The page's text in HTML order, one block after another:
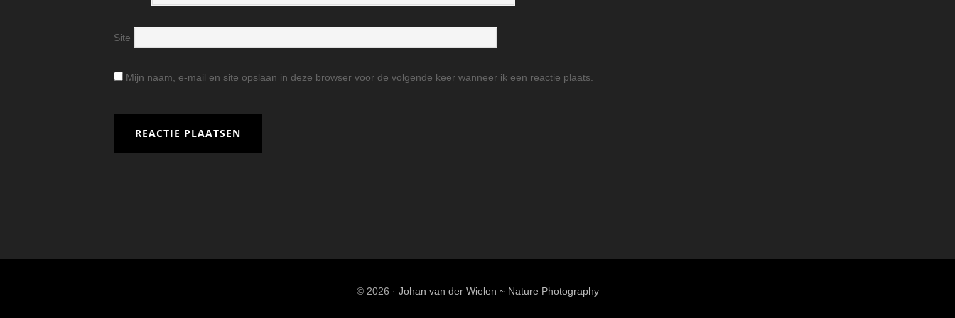
Site
Mijn naam, e-mail en site opslaan in deze browser voor de volgende keer wanneer ik een reactie plaats.
© 2026 · Johan van der Wielen ~ Nature Photography